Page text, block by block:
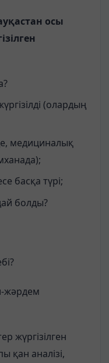
осы
(олардың
медициналық
басқа түрі;
болды?
жәрдем
жүргізілген
қан аналізі,